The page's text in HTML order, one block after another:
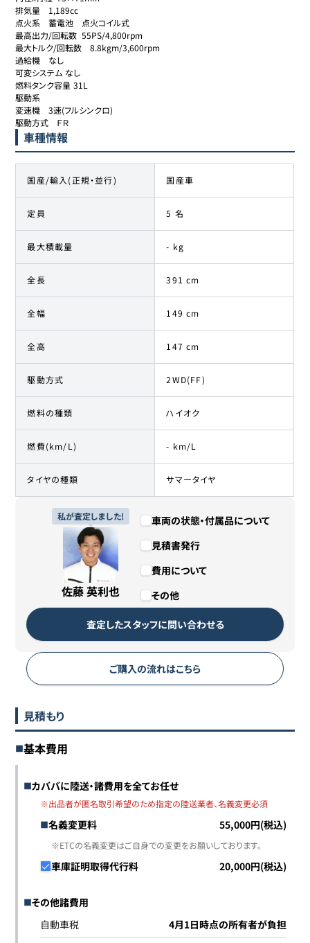
排気量	1,189cc
点火系	蓄電池　点火コイル式
最高出力/回転数	55PS/4,800rpm
最大トルク/回転数	8.8kgm/3,600rpm
過給機	なし
可変システム	なし
燃料タンク容量	31L
駆動系
変速機	3速(フルシンクロ)
駆動方式	ＦＲ
車種情報
国産/輸入(正規・並行) 国産車
定員 5 名
最大積載量 - kg
全長 391 cm
全幅 149 cm
全高 147 cm
駆動方式 2WD(FF)
燃料の種類 ハイオク
燃費(km/L) - km/L
タイヤの種類 サマータイヤ
私が査定しました!
佐藤 英利也
車両の状態・付属品について
見積書発行
費用について
その他
査定したスタッフに問い合わせる
ご購入の流れはこちら
見積もり
基本費用
カババに陸送・諸費用を全てお任せ
※出品者が匿名取引希望のため指定の陸送業者、名義変更必須
名義変更料 55,000円(税込)
※ETCの名義変更はご自身での変更をお願いしております。
車庫証明取得代行料 20,000円(税込)
その他諸費用
自動車税
4月1日時点の所有者が負担